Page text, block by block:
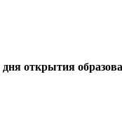
дня открытия